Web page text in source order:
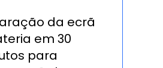
da ecrã
em 30
para